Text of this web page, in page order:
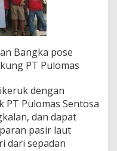
Bangka pose
PT Pulomas
dengan
PT Pulomas Sentosa
dan dapat
pasir laut
dari sepadan